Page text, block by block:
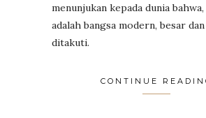
menunjukan kepada dunia
adalah bangsa modern, besar
ditakuti.
CONTINUE